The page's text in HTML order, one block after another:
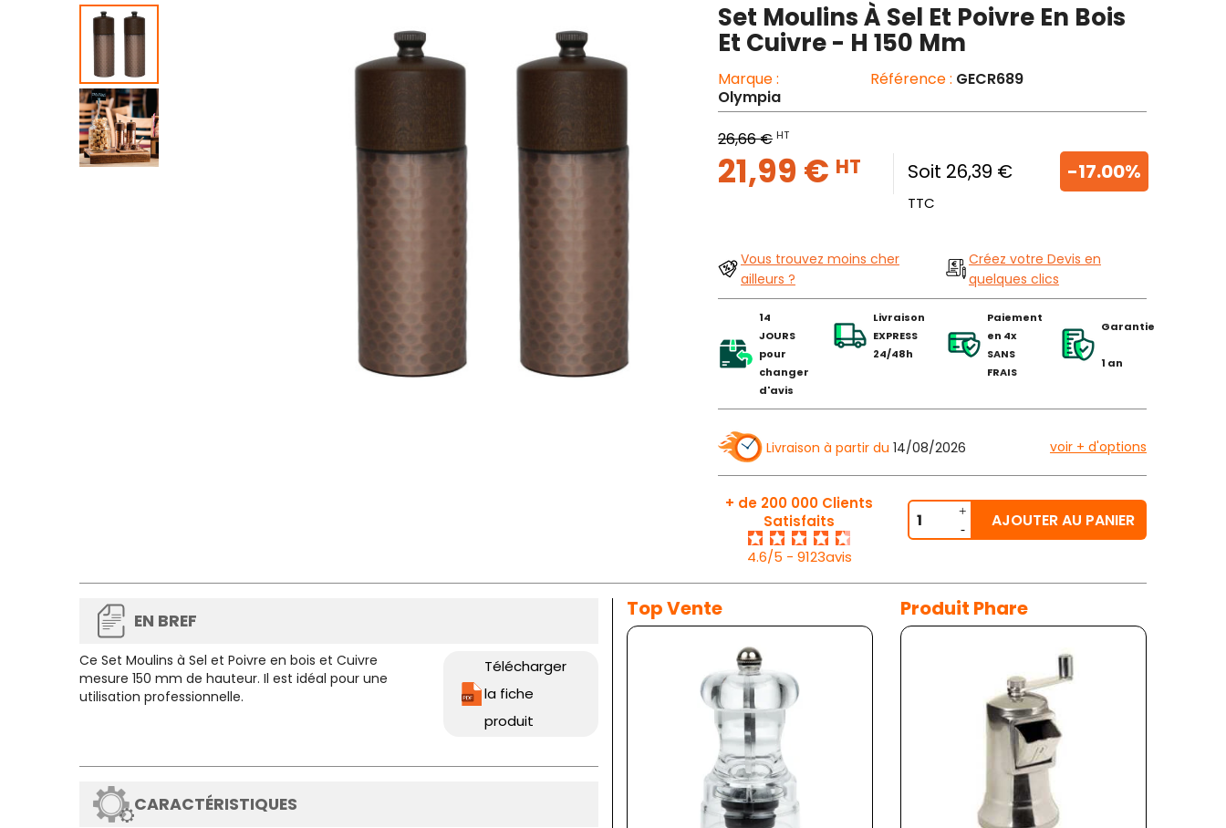
Set Moulins À Sel Et Poivre En Bois
Et Cuivre - H 150 Mm
Marque :
Olympia
Référence : GECR689
26,66 € HT
21,99 € HT Soit 26,39 €
TTC
-17.00%
Vous trouvez moins cher
ailleurs ?
Créez votre Devis en
quelques clics
14
JOURS
pour
changer
d'avis
Livraison
EXPRESS
24/48h
Paiement
en 4x
SANS
FRAIS
Garantie
1 an
Livraison à partir du 14/08/2026 voir + d'options
+ de 200 000 Clients
Satisfaits
4.6/5 - 9123avis
AJOUTER AU PANIER
EN BREF
Ce Set Moulins à Sel et Poivre en bois et Cuivre
mesure 150 mm de hauteur. Il est idéal pour une
utilisation professionnelle.
Télécharger
la fiche
produit
CARACTÉRISTIQUES
Top Vente Produit Phare